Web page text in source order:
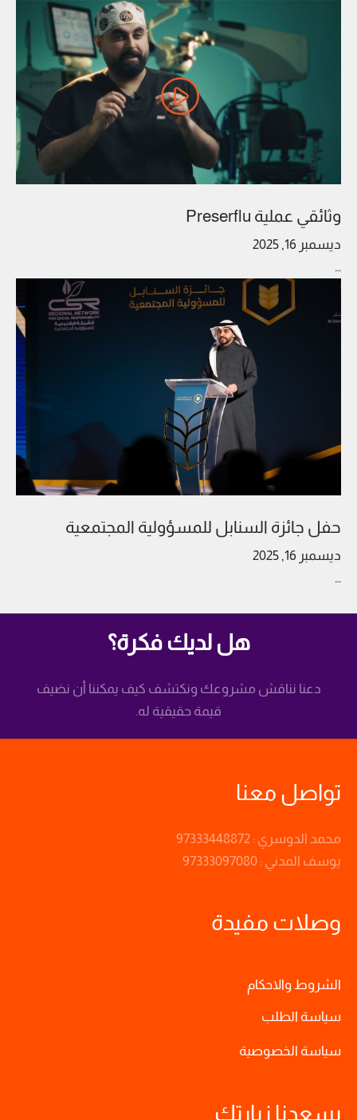
وثائقي عملية Preserflu
ديسمبر 16, 2025
…
حفل جائزة السنابل للمسؤولية المجتمعية
ديسمبر 16, 2025
…
هل لديك فكرة؟
دعنا نناقش مشروعك ونكتشف كيف يمكننا أن نضيف
قيمة حقيقية له.
تواصل معنا
محمد الدوسري : 97333448872
يوسف المدني : 97333097080
وصلات مفيدة
الشروط والاحكام
سياسة الطلب
سياسة الخصوصية
يسعدنا زيارتك